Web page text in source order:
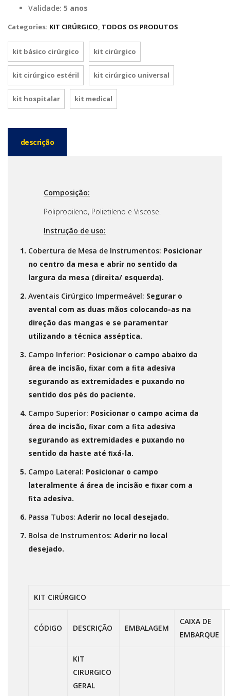
Validade: 5 anos
Categories: KIT CIRÚRGICO, TODOS OS PRODUTOS
kit básico cirúrgico kit cirúrgico
kit cirúrgico estéril kit cirúrgico universal
kit hospitalar kit medical
descrição
Composição:
Polipropileno, Polietileno e Viscose.
Instrução de uso:
Cobertura de Mesa de Instrumentos: Posicionar
no centro da mesa e abrir no sentido da
largura da mesa (direita/ esquerda).
Aventais Cirúrgico Impermeável: Segurar o
avental com as duas mãos colocando-as na
direção das mangas e se paramentar
utilizando a técnica asséptica.
Campo Inferior: Posicionar o campo abaixo da
área de incisão, ﬁxar com a ﬁta adesiva
segurando as extremidades e puxando no
sentido dos pés do paciente.
Campo Superior: Posicionar o campo acima da
área de incisão, ﬁxar com a ﬁta adesiva
segurando as extremidades e puxando no
sentido da haste até ﬁxá-la.
Campo Lateral: Posicionar o campo
lateralmente á área de incisão e ﬁxar com a
ﬁta adesiva.
Passa Tubos: Aderir no local desejado.
Bolsa de Instrumentos: Aderir no local
desejado.
KIT CIRÚRGICO
CÓDIGO DESCRIÇÃO EMBALAGEM
CAIXA DE
EMBARQUE
KIT
CIRURGICO
GERAL